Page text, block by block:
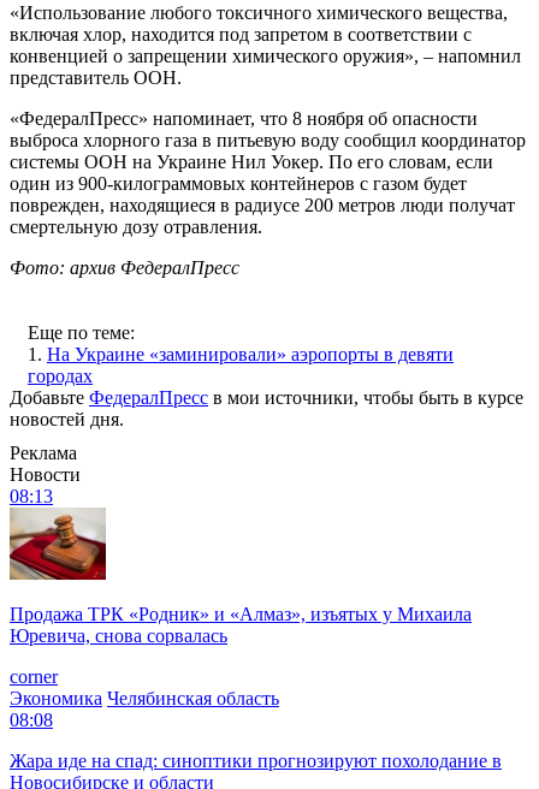
«Использование любого токсичного химического вещества,
включая хлор, находится под запретом в соответствии с
конвенцией о запрещении химического оружия», – напомнил
представитель ООН.
«ФедералПресс» напоминает, что 8 ноября об опасности
выброса хлорного газа в питьевую воду сообщил координатор
системы ООН на Украине Нил Уокер. По его словам, если
один из 900-килограммовых контейнеров с газом будет
поврежден, находящиеся в радиусе 200 метров люди получат
смертельную дозу отравления.
Фото: архив ФедералПресс
Еще по теме:
1. На Украине «заминировали» аэропорты в девяти
городах
Добавьте ФедералПресс в мои источники, чтобы быть в курсе
новостей дня.
Реклама
Новости
08:13
Продажа ТРК «Родник» и «Алмаз», изъятых у Михаила
Юревича, снова сорвалась
corner
Экономика Челябинская область
08:08
Жара иде на спад: синоптики прогнозируют похолодание в
Новосибирске и области